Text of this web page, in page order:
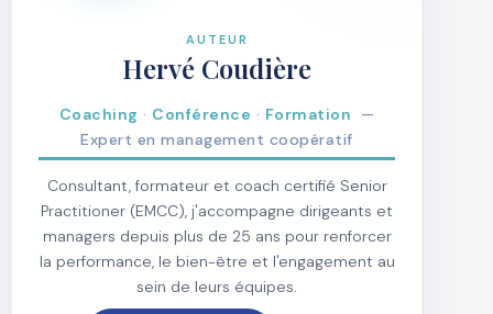
AUTEUR
Hervé Coudière
Coaching · Conférence · Formation —
Expert en management coopératif
Consultant, formateur et coach certifié Senior
Practitioner (EMCC), j'accompagne dirigeants et
managers depuis plus de 25 ans pour renforcer
la performance, le bien-être et l'engagement au
sein de leurs équipes.